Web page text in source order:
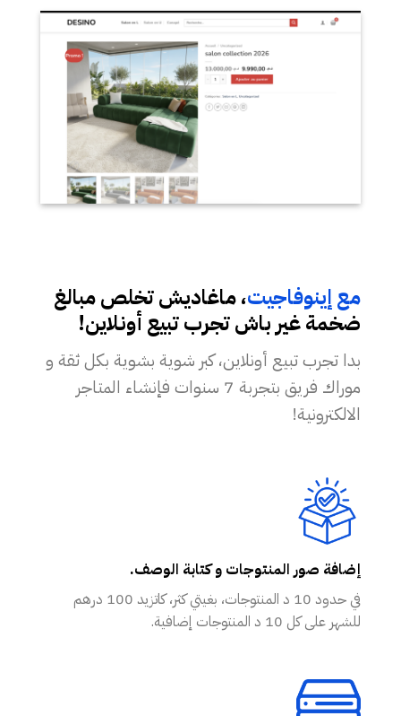
مع إينوفاجيت، ماغاديش تخلص مبالغ
ضخمة غير باش تجرب تبيع أونلاين!
بدا تجرب تبيع أونلاين، كبر شوية بشوية بكل ثقة و
موراك فريق بتجربة 7 سنوات فإنشاء المتاجر
الالكترونية!
إضافة صور المنتوجات و كتابة الوصف.
في حدود 10 د المنتوجات، بغيتي كثر، كاتزيد 100 درهم
للشهر على كل 10 د المنتوجات إضافية.